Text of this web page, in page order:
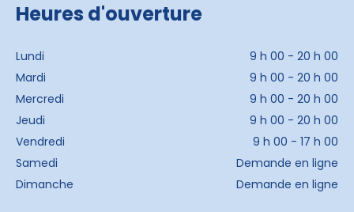
Heures d'ouverture
Lundi
9 h 00 - 20 h 00
Mardi
9 h 00 - 20 h 00
Mercredi
9 h 00 - 20 h 00
Jeudi
9 h 00 - 20 h 00
Vendredi
9 h 00 - 17 h 00
Samedi
Demande en ligne
Dimanche
Demande en ligne